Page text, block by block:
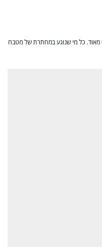
מאוד. כל מי שנוגע במחתרת של מטבח